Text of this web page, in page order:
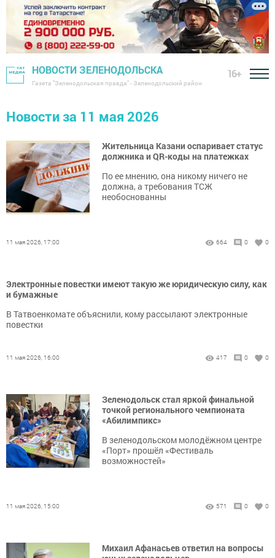
НОВОСТИ ЗЕЛЕНОДОЛЬСКА
Газета "Зеленодольская правда" - Зеленодольский район
16+
Новости за 11 мая 2026
Жительница Казани оспаривает статус
должника и QR-коды на платежках
По ее мнению, она никому ничего не
должна, а требования ТСЖ
необоснованны
11 мая 2026, 17:00 664 0 0
Электронные повестки имеют такую же юридическую силу, как
и бумажные
В Татвоенкомате объяснили, кому рассылают электронные
повестки
11 мая 2026, 16:00 417 0 0
Зеленодольск стал яркой финальной
точкой регионального чемпионата
«Абилимпикс»
В зеленодольском молодёжном центре
«Порт» прошёл «Фестиваль
возможностей»
11 мая 2026, 15:00 571 0 0
Михаил Афанасьев ответил на вопросы